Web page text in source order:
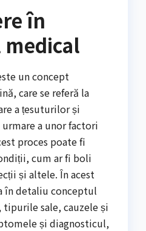
în
un concept
care se referă la
a țesuturilor și
a unor factori
proces poate fi
cum ar fi boli
și altele. În acest
în detaliu conceptul
sale, cauzele și
și diagnosticul,